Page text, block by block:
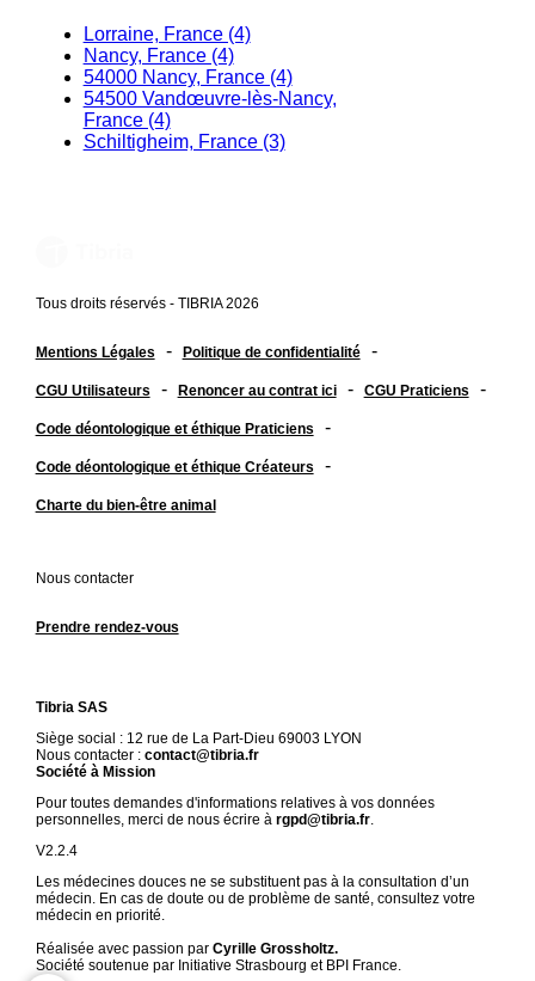
Lorraine, France (4)
Nancy, France (4)
54000 Nancy, France (4)
54500 Vandœuvre-lès-Nancy,
France (4)
Schiltigheim, France (3)
Tous droits réservés - TIBRIA 2026
Mentions Légales - Politique de confidentialité -
CGU Utilisateurs - Renoncer au contrat ici - CGU Praticiens -
Code déontologique et éthique Praticiens -
Code déontologique et éthique Créateurs -
Charte du bien-être animal
Nous contacter
Prendre rendez-vous
Tibria SAS
Siège social : 12 rue de La Part-Dieu 69003 LYON
Nous contacter : contact@tibria.fr
Société à Mission
Pour toutes demandes d'informations relatives à vos données
personnelles, merci de nous écrire à rgpd@tibria.fr.
V2.2.4
Les médecines douces ne se substituent pas à la consultation d’un
médecin. En cas de doute ou de problème de santé, consultez votre
médecin en priorité.
Réalisée avec passion par Cyrille Grossholtz.
Société soutenue par Initiative Strasbourg et BPI France.